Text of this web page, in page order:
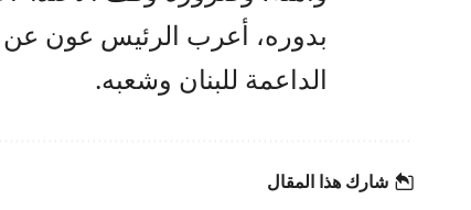
بدوره، أعرب الرئيس عون عن
الداعمة للبنان وشعبه.
شارك هذا المقال